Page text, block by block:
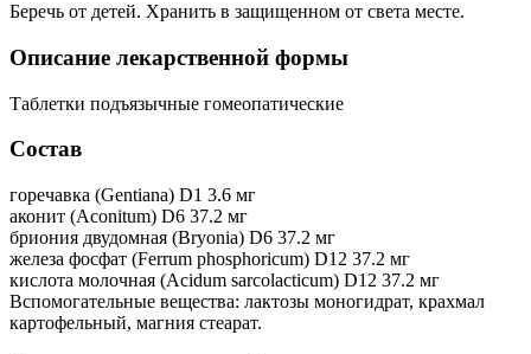
Беречь от детей. Хранить в защищенном от света месте.
Описание лекарственной формы
Таблетки подъязычные гомеопатические
Состав
горечавка (Gentiana) D1 3.6 мг
аконит (Aconitum) D6 37.2 мг
бриония двудомная (Bryonia) D6 37.2 мг
железа фосфат (Ferrum phosphoricum) D12 37.2 мг
кислота молочная (Acidum sarcolacticum) D12 37.2 мг
Вспомогательные вещества: лактозы моногидрат, крахмал
картофельный, магния стеарат.